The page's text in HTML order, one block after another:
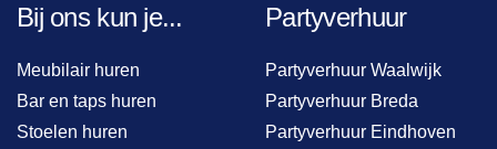
Bij ons kun je...
Meubilair huren
Bar en taps huren
Stoelen huren
Partyverhuur
Partyverhuur Waalwijk
Partyverhuur Breda
Partyverhuur Eindhoven